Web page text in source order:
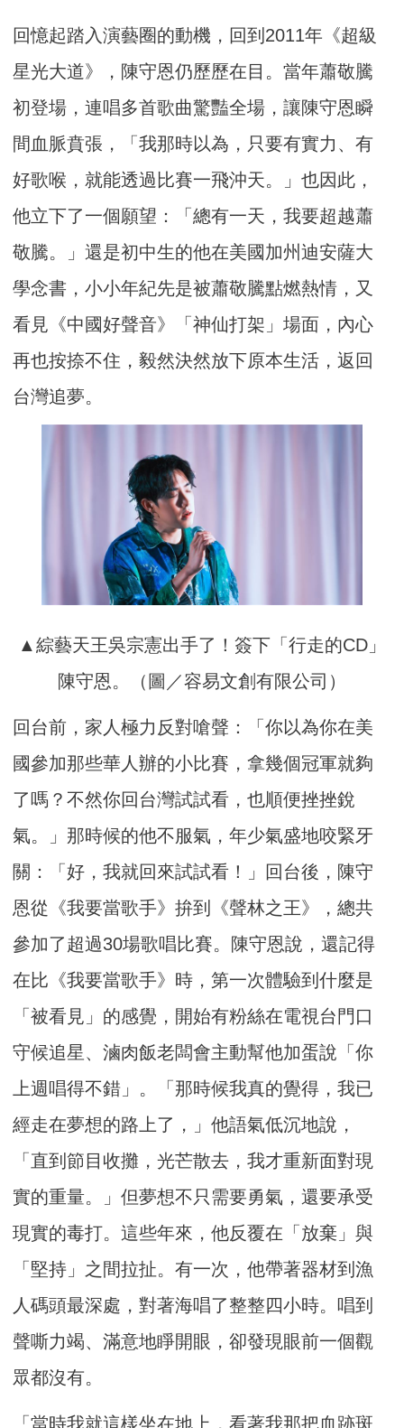
回憶起踏入演藝圈的動機，回到2011年《超級
星光大道》，陳守恩仍歷歷在目。當年蕭敬騰
初登場，連唱多首歌曲驚豔全場，讓陳守恩瞬
間血脈賁張，「我那時以為，只要有實力、有
好歌喉，就能透過比賽一飛沖天。」也因此，
他立下了一個願望：「總有一天，我要超越蕭
敬騰。」還是初中生的他在美國加州迪安薩大
學念書，小小年紀先是被蕭敬騰點燃熱情，又
看見《中國好聲音》「神仙打架」場面，內心
再也按捺不住，毅然決然放下原本生活，返回
台灣追夢。
▲綜藝天王吳宗憲出手了！簽下「行走的CD」
陳守恩。（圖／容易文創有限公司）
回台前，家人極力反對嗆聲：「你以為你在美
國參加那些華人辦的小比賽，拿幾個冠軍就夠
了嗎？不然你回台灣試試看，也順便挫挫銳
氣。」那時候的他不服氣，年少氣盛地咬緊牙
關：「好，我就回來試試看！」回台後，陳守
恩從《我要當歌手》拚到《聲林之王》，總共
參加了超過30場歌唱比賽。陳守恩說，還記得
在比《我要當歌手》時，第一次體驗到什麼是
「被看見」的感覺，開始有粉絲在電視台門口
守候追星、滷肉飯老闆會主動幫他加蛋說「你
上週唱得不錯」。「那時候我真的覺得，我已
經走在夢想的路上了，」他語氣低沉地說，
「直到節目收攤，光芒散去，我才重新面對現
實的重量。」但夢想不只需要勇氣，還要承受
現實的毒打。這些年來，他反覆在「放棄」與
「堅持」之間拉扯。有一次，他帶著器材到漁
人碼頭最深處，對著海唱了整整四小時。唱到
聲嘶力竭、滿意地睜開眼，卻發現眼前一個觀
眾都沒有。
「當時我就這樣坐在地上，看著我那把血跡斑